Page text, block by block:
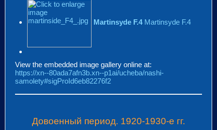
Martinsyde F.4 Martinsyde F.4
View the embedded image gallery online at:
https://xn--80ada7afn3b.xn--p1ai/ucheba/nashi-
samolety#sigProId6eb82276f2
Довоенный период. 1920-1930-е гг.